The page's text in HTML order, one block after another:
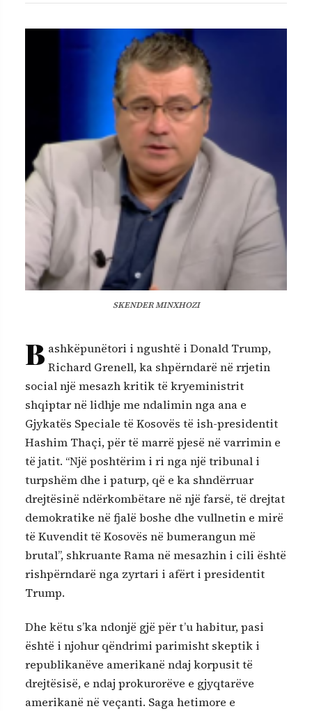
SKENDER MINXHOZI
B ashkëpunëtori i ngushtë i Donald Trump,
Richard Grenell, ka shpërndarë në rrjetin
social një mesazh kritik të kryeministrit
shqiptar në lidhje me ndalimin nga ana e
Gjykatës Speciale të Kosovës të ish-presidentit
Hashim Thaçi, për të marrë pjesë në varrimin e
të jatit. “Një poshtërim i ri nga një tribunal i
turpshëm dhe i paturp, që e ka shndërruar
drejtësinë ndërkombëtare në një farsë, të drejtat
demokratike në fjalë boshe dhe vullnetin e mirë
të Kuvendit të Kosovës në bumerangun më
brutal”, shkruante Rama në mesazhin i cili është
rishpërndarë nga zyrtari i afërt i presidentit
Trump.
Dhe këtu s’ka ndonjë gjë për t’u habitur, pasi
është i njohur qëndrimi parimisht skeptik i
republikanëve amerikanë ndaj korpusit të
drejtësisë, e ndaj prokurorëve e gjyqtarëve
amerikanë në veçanti. Saga hetimore e